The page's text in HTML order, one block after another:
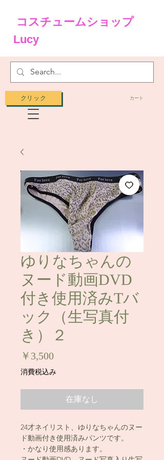
カート
クリック
コスチュームショップ
Lucy
ゆりなちゃんの
ヌード動画DVD
付き使用済みTバ
ック（生写真付
き）２
￥3,500価
格
消費税込み
在庫なし
24才ネイリスト、ゆりなちゃんのヌー
ド動画付き使用済みパンツです。
・かなり使用感あります。